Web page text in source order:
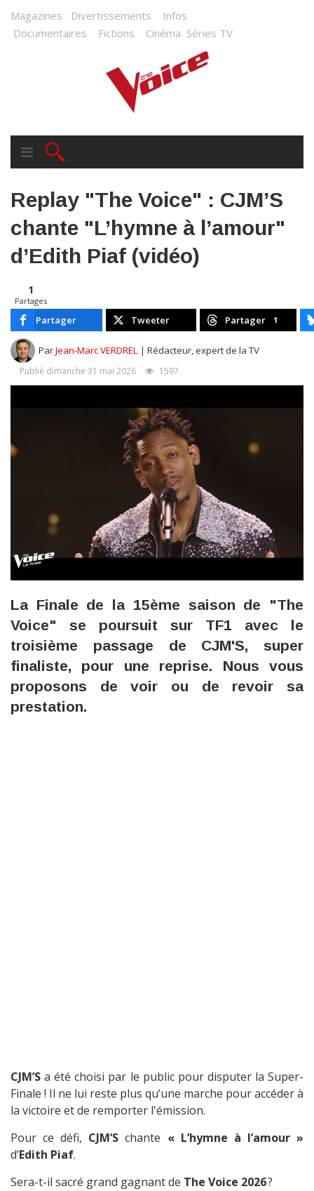
Magazines Divertissements
Infos
Documentaires
Fictions Cinéma Séries TV
Replay "The Voice" : CJM’S
chante "L’hymne à l’amour"
d’Edith Piaf (vidéo)
1
Partages
Partager Tweeter Partager 1
ParJean-Marc VERDREL | Rédacteur, expert de la TV
Publié dimanche 31 mai 2026 1597
La Finale de la 15ème saison de "The
Voice" se poursuit sur TF1 avec le
troisième passage de CJM'S, super
finaliste, pour une reprise. Nous vous
proposons de voir ou de revoir sa
prestation.
CJM’S a été choisi par le public pour disputer la Super-
Finale ! Il ne lui reste plus qu’une marche pour accéder à
la victoire et de remporter l'émission.
Pour ce défi, CJM’S chante « L’hymne à l’amour »
d’Edith Piaf.
Sera-t-il sacré grand gagnant de The Voice 2026?